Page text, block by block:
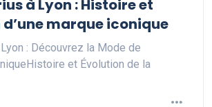
à Lyon : Histoire et
marque iconique
: Découvrez la Mode de
et Évolution de la